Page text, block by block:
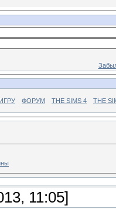
ФОРУМ THE SIMS 4 THE
11:05]